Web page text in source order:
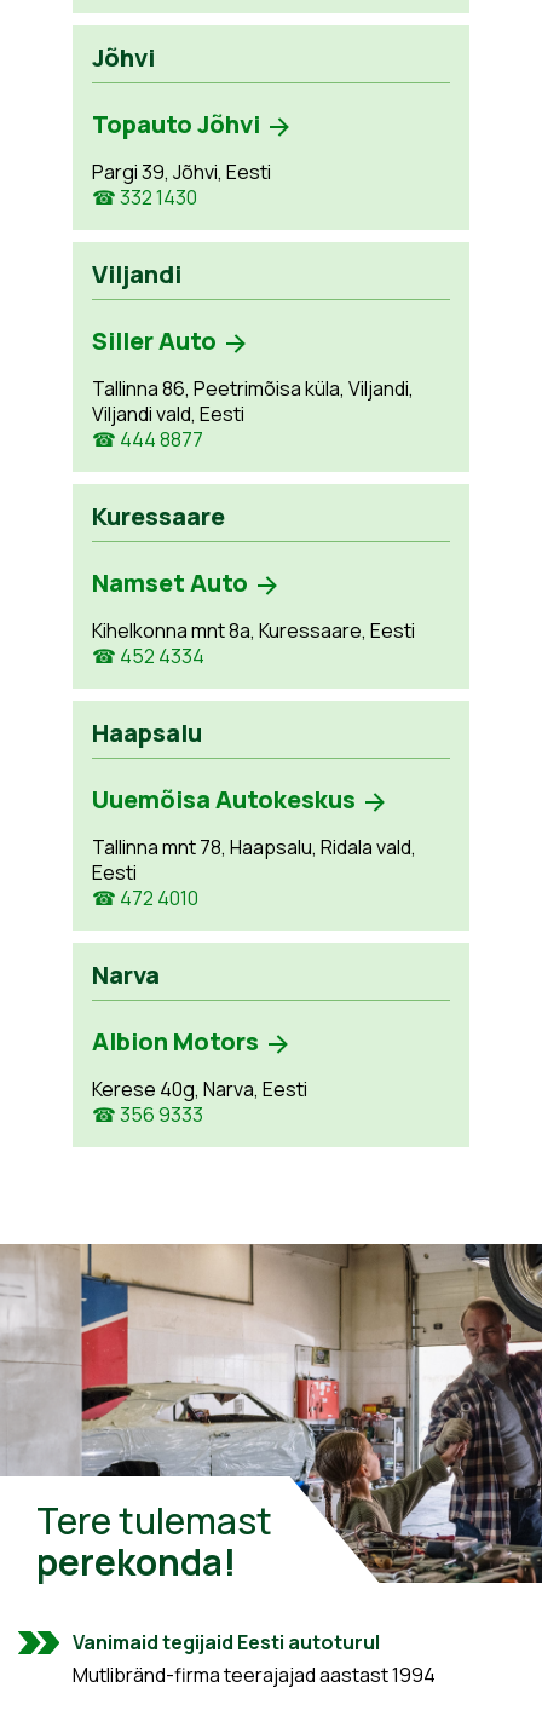
Jõhvi
Topauto Jõhvi
Pargi 39, Jõhvi, Eesti
☎ 332 1430
Viljandi
Siller Auto
Tallinna 86, Peetrimõisa küla, Viljandi,
Viljandi vald, Eesti
☎ 444 8877
Kuressaare
Namset Auto
Kihelkonna mnt 8a, Kuressaare, Eesti
☎ 452 4334
Haapsalu
Uuemõisa Autokeskus
Tallinna mnt 78, Haapsalu, Ridala vald,
Eesti
☎ 472 4010
Narva
Albion Motors
Kerese 40g, Narva, Eesti
☎ 356 9333
Tere tulemast
perekonda!
Vanimaid tegijaid Eesti autoturul
Mutlibränd-firma teerajajad aastast 1994